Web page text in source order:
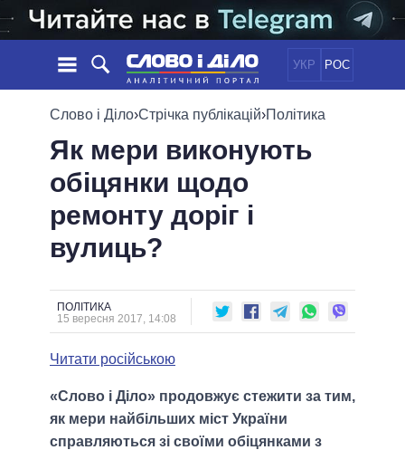
УКР РОС
НОВИНИ
СТРІЧКА
ПОДІЇ
СТАТТІ
ОГЛЯДИ
ДАЙДЖЕСТИ
ПОЛІТИКА
ЕКОНОМІКА
СУСПІЛЬСТВО
ОБIЦЯНКИ
ПОЛIТИКИ
УСІ ПОЛІТИКИ
ПРЕЗИДЕНТ І ОФІС
ВЕРХОВНА РАДА
КАБІНЕТ МІНІСТРІВ
МЕРИ МІСТ
ВСІ ПЕРСОНИ
ІНФОГРАФІКА
ПІДТРИМАТИ
ПОРІВНЯННЯ ПОЛІТИКІВ
Слово і Діло›Стрічка публікацій›Політика
Як мери виконують
обіцянки щодо
ремонту доріг і
вулиць?
ПОЛІТИКА
15 вересня 2017, 14:08
Читати російською
«Слово і Діло» продовжує стежити за тим,
як мери найбільших міст України
справляються зі своїми обіцянками з